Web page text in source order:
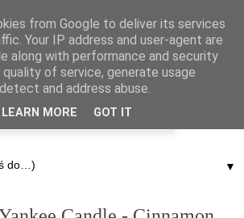
▼
from Google to deliver its services
Your IP address and user-agent are
along with performance and security
of service, generate usage
and address abuse.
LEARN MORE GOT IT